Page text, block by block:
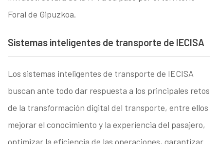
Foral de Gipuzkoa.
Sistemas inteligentes de transporte de IECISA
Los sistemas inteligentes de transporte de IECISA
buscan ante todo dar respuesta a los principales retos
de la transformación digital del transporte, entre ellos
mejorar el conocimiento y la experiencia del pasajero,
optimizar la eficiencia de las operaciones, garantizar